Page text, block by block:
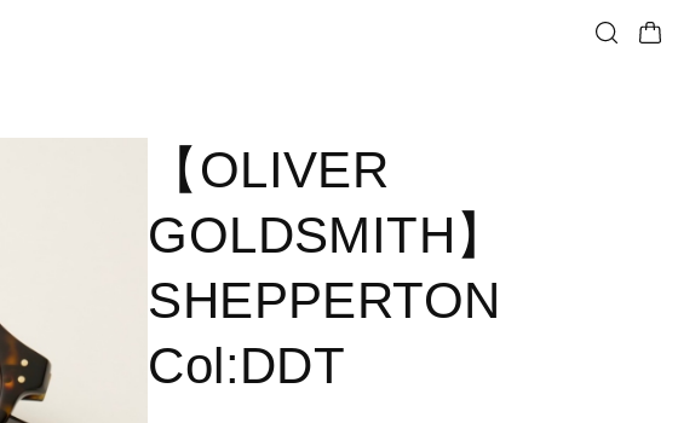
【OLIVER
GOLDSMITH】
SHEPPERTON
Col:DDT